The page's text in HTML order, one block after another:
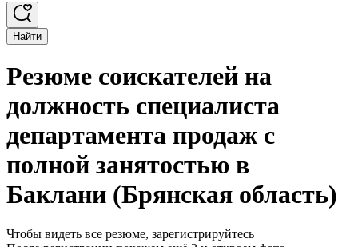
Найти
Резюме соискателей на
должность специалиста
департамента продаж с
полной занятостью в
Баклани (Брянская область)
Чтобы видеть все резюме, зарегистрируйтесь